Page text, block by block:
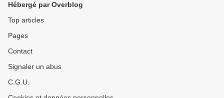
victimes de persécutions
Hébergé par Overblog
Top articles
Pages
Contact
Signaler un abus
C.G.U.